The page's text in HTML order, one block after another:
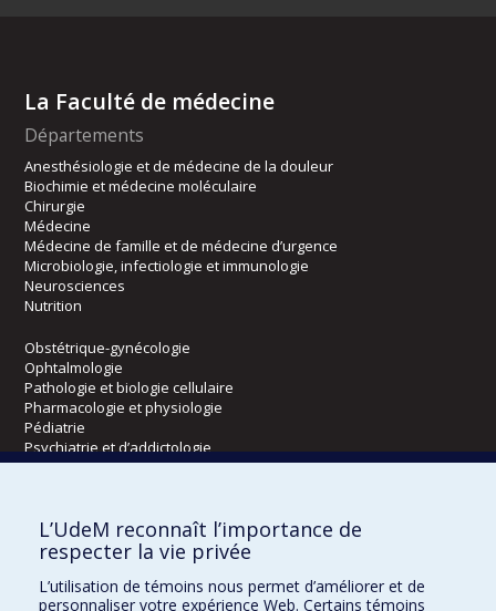
La Faculté de médecine
Départements
Anesthésiologie et de médecine de la douleur
Biochimie et médecine moléculaire
Chirurgie
Médecine
Médecine de famille et de médecine d’urgence
Microbiologie, infectiologie et immunologie
Neurosciences
Nutrition
Obstétrique-gynécologie
Ophtalmologie
Pathologie et biologie cellulaire
Pharmacologie et physiologie
Pédiatrie
Psychiatrie et d’addictologie
Radiologie, radio-oncologie et médecine nucléaire
Écoles
Orthophonie et audiologie
L’UdeM reconnaît l’importance de
respecter la vie privée
L’utilisation de témoins nous permet d’améliorer et de
personnaliser votre expérience Web. Certains témoins